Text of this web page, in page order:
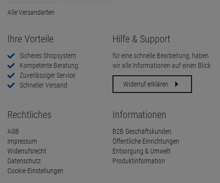
Alle Versandarten
Ihre Vorteile
Sicheres Shopsystem
Kompetente Beratung
Zuverlässiger Service
Schneller Versand
Hilfe & Support
für eine schnelle Bearbeitung, haben
wir alle Informationen auf einen Blick
Widerruf erklären
Rechtliches
AGB
Impressum
Widerrufsrecht
Datenschutz
Cookie-Einstellungen
Informationen
B2B Geschäftskunden
Öffentliche Einrichtungen
Entsorgung & Umwelt
Produktinformation